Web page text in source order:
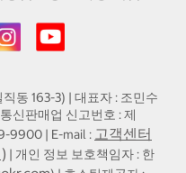
동 163-3) | 대표자 : 조민수
신판매업 신고번호 : 제
9900 | E-mail : 고객센터
| 개인 정보 보호책임자 : 한